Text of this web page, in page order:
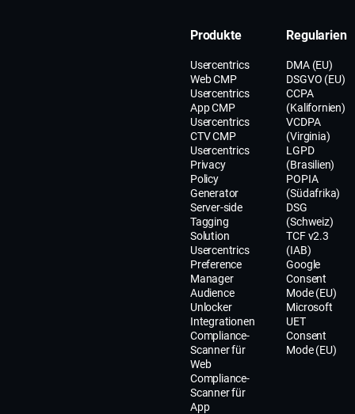
Produkte
Usercentrics
Web CMP
Usercentrics
App CMP
Usercentrics
CTV CMP
Usercentrics
Privacy
Policy
Generator
Server-side
Tagging
Solution
Usercentrics
Preference
Manager
Audience
Unlocker
Integrationen
Compliance-
Scanner für
Web
Compliance-
Scanner für
App
Regularien
DMA (EU)
DSGVO (EU)
CCPA
(Kalifornien)
VCDPA
(Virginia)
LGPD
(Brasilien)
POPIA
(Südafrika)
DSG
(Schweiz)
TCF v2.3
(IAB)
Google
Consent
Mode (EU)
Microsoft
UET
Consent
Mode (EU)